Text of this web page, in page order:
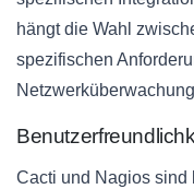
hängt die Wahl
spezifischen
Cacti und Nagios sind